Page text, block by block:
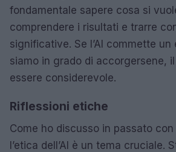
fondamentale sapere cosa si
comprendere i risultati e trarre
significative. Se l’AI commette un
siamo in grado di accorgersene,
essere considerevole.
Riflessioni etiche
Come ho discusso in passato con
l’etica dell’AI è un tema cruciale.